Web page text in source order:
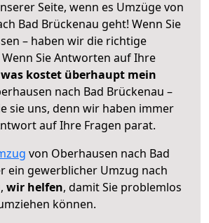
Seite, wenn es Umzüge von
Bad Brückenau geht! Wenn Sie
– haben wir die richtige
Sie Antworten auf Ihre
was kostet überhaupt mein
nach Bad Brückenau –
sie uns, denn wir haben immer
auf Ihre Fragen parat.
von Oberhausen nach Bad
ein gewerblicher Umzug nach
wir helfen, damit Sie problemlos
können.